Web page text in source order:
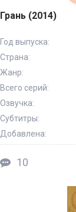
Грань (2014)
Год выпуска:
Страна:
Жанр:
Всего серий:
Озвучка:
Субтитры:
Добавлена:
10